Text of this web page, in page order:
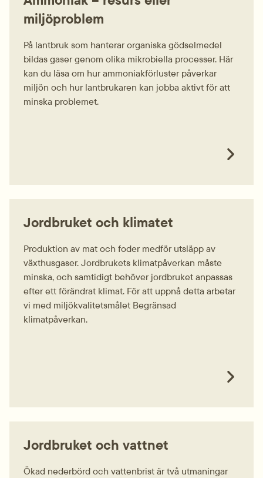
miljöproblem
På lantbruk som hanterar organiska gödselmedel
bildas gaser genom olika mikrobiella processer. Här
kan du läsa om hur ammoniakförluster påverkar
miljön och hur lantbrukaren kan jobba aktivt för att
minska problemet.
Jordbruket och klimatet
Produktion av mat och foder medför utsläpp av
växthusgaser. Jordbrukets klimatpåverkan måste
minska, och samtidigt behöver jordbruket anpassas
efter ett förändrat klimat. För att uppnå detta arbetar
vi med miljökvalitetsmålet Begränsad
klimatpåverkan.
Jordbruket och vattnet
Ökad nederbörd och vattenbrist är två utmaningar